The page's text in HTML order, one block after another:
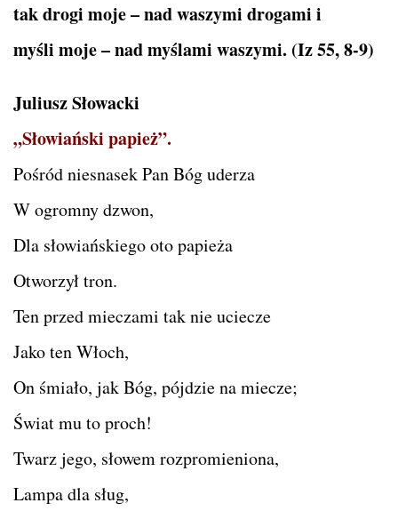
tak drogi moje – nad waszymi drogami i
myśli moje – nad myślami waszymi. (Iz 55, 8-9)
Juliusz Słowacki
„Słowiański papież”.
Pośród niesnasek Pan Bóg uderza
W ogromny dzwon,
Dla słowiańskiego oto papieża
Otworzył tron.
Ten przed mieczami tak nie uciecze
Jako ten Włoch,
On śmiało, jak Bóg, pójdzie na miecze;
Świat mu to proch!
Twarz jego, słowem rozpromieniona,
Lampa dla sług,